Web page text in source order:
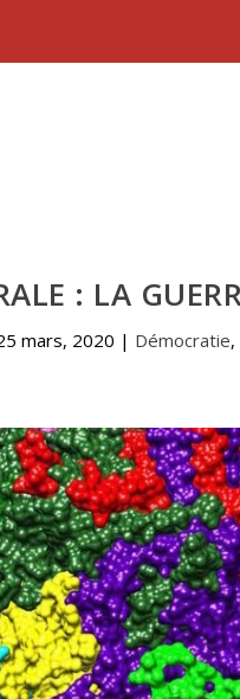
: LA
mars, 2020 | Démocratie,